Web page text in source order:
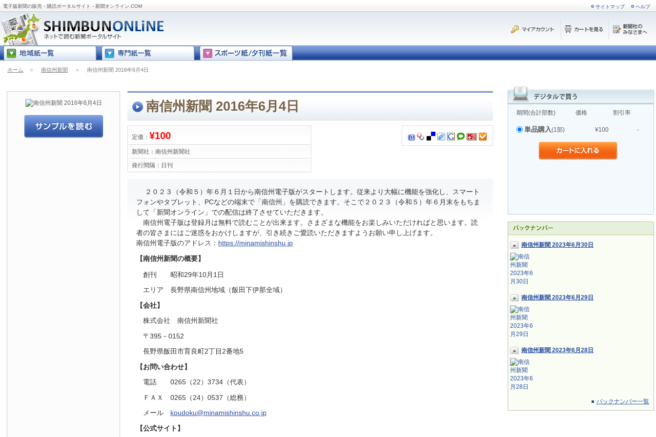
電子版新聞の販売・購読ポータルサイト - 新聞オンライン.COM サイトマップ ヘルプ
ホーム ＞ 南信州新聞 ＞ 南信州新聞 2016年6月4日
期間(合計部数) 価格 割引率
単品購入(1部) ¥100 -
南信州新聞 2023年6月30日
南信州新聞 2023年6月29日
南信州新聞 2023年6月28日
バックナンバー一覧
南信州新聞 2016年6月4日
定価： ¥100
新聞社： 南信州新聞社
発行間隔： 日刊
２０２３（令和５）年６月１日から南信州電子版がスタートします。従来より大幅に機能を強化し、スマート
フォンやタブレット、PCなどの端末で「南信州」を購読できます。そこで２０２３（令和５）年６月末をもちま
して「新聞オンライン」での配信は終了させていただきます。
南信州電子版は登録月は無料で読むことが出来ます。さまざまな機能をお楽しみいただければと思います。読
者の皆さまにはご迷惑をおかけしますが、引き続きご愛読いただきますようお願い申し上げます。
南信州電子版のアドレス： https://minamishinshu.jp
【南信州新聞の概要】
創刊 昭和29年10月1日
エリア 長野県南信州地域（飯田下伊那全域）
【会社】
株式会社 南信州新聞社
〒395－0152
長野県飯田市育良町2丁目2番地5
【お問い合わせ】
電話 0265（22）3734（代表）
ＦＡＸ 0265（24）0537（総務）
メール koudoku@minamishinshu.co.jp
【公式サイト】